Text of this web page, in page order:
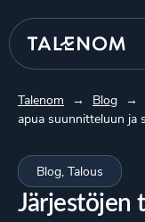
Talenom → Blog →
apua suunnitteluun ja
Blog, Talous
Järjestöjen